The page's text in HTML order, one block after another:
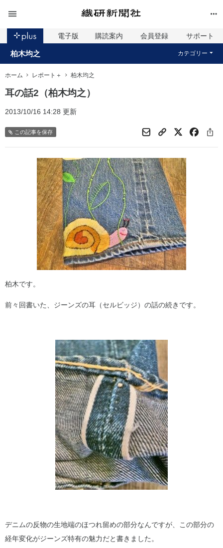
電子版 購読案内 会員登録 サポート
柏木均之 カテゴリー
ホーム レポート＋ 柏木均之
耳の話2（柏木均之）
2013/10/16 14:28 更新
この記事を保存
柏木です。
前々回書いた、ジーンズの耳（セルビッジ）の話の続きです。
デニムの反物の生地端のほつれ留めの部分なんですが、この部分の
経年変化がジーンズ特有の魅力だと書きました。